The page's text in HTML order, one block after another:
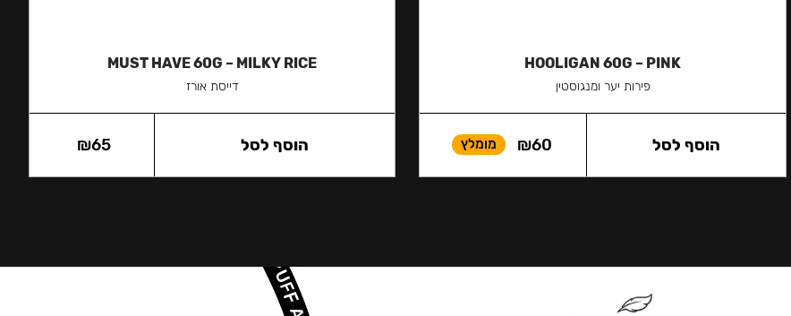
HOOLIGAN 60G – PINK
פירות יער ומנגוסטין
₪60 מומלץ הוסף לסל
MUST HAVE 60G – MILKY RICE
דייסת אורז
₪65 הוסף לסל